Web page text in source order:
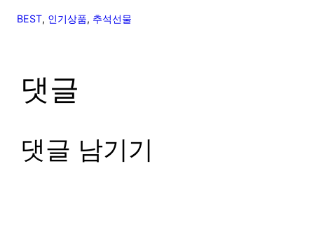
BEST, 인기상품, 추석선물
댓글
댓글 남기기